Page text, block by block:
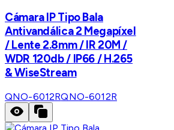
Cámara IP Tipo Bala
Antivandálica 2 Megapíxel
/ Lente 2.8mm / IR 20M /
WDR 120db / IP66 / H.265
& WiseStream
QNO-6012RQNO-6012R